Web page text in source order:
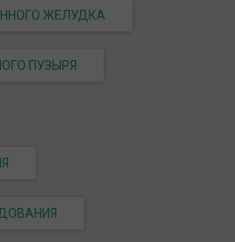
ЖЕЛУДКА
ПУЗЫРЯ